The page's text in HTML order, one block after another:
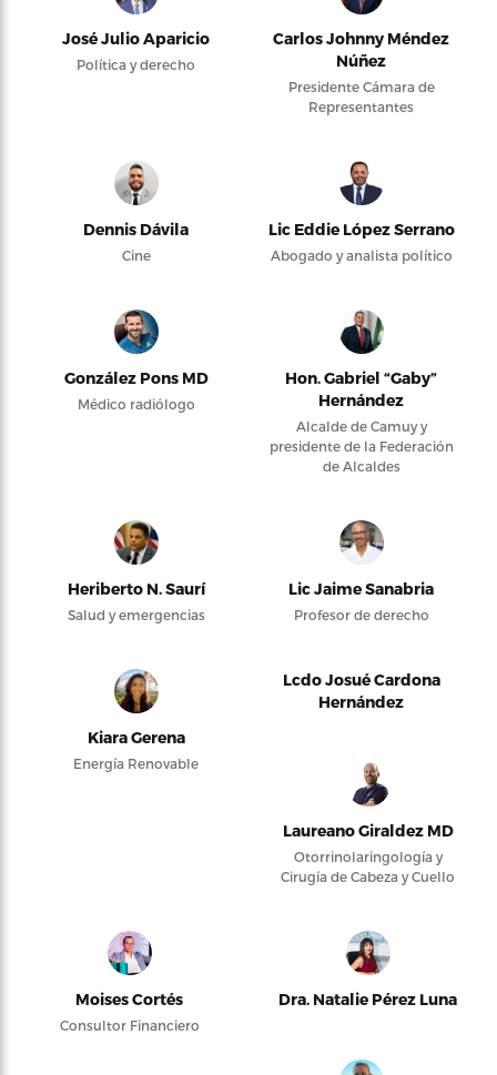
José Julio Aparicio
Política y derecho
Carlos Johnny Méndez
Núñez
Presidente Cámara de
Representantes
Dennis Dávila
Cine
Lic Eddie López Serrano
Abogado y analista político
González Pons MD
Médico radiólogo
Hon. Gabriel “Gaby”
Hernández
Alcalde de Camuy y
presidente de la Federación
de Alcaldes
Heriberto N. Saurí
Salud y emergencias
Lic Jaime Sanabria
Profesor de derecho
Kiara Gerena
Energía Renovable
Lcdo Josué Cardona
Hernández
Laureano Giraldez MD
Otorrinolaringología y
Cirugía de Cabeza y Cuello
Moises Cortés
Consultor Financiero
Dra. Natalie Pérez Luna